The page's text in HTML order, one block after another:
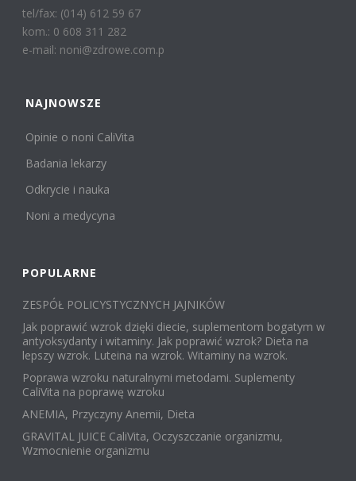
tel/fax: (014) 612 59 67
kom.: 0 608 311 282
e-mail: noni@zdrowe.com.p
NAJNOWSZE
Opinie o noni CaliVita
Badania lekarzy
Odkrycie i nauka
Noni a medycyna
POPULARNE
ZESPÓŁ POLICYSTYCZNYCH JAJNIKÓW
Jak poprawić wzrok dzięki diecie, suplementom bogatym w
antyoksydanty i witaminy. Jak poprawić wzrok? Dieta na
lepszy wzrok. Luteina na wzrok. Witaminy na wzrok.
Poprawa wzroku naturalnymi metodami. Suplementy
CaliVita na poprawę wzroku
ANEMIA, Przyczyny Anemii, Dieta
GRAVITAL JUICE CaliVita, Oczyszczanie organizmu,
Wzmocnienie organizmu